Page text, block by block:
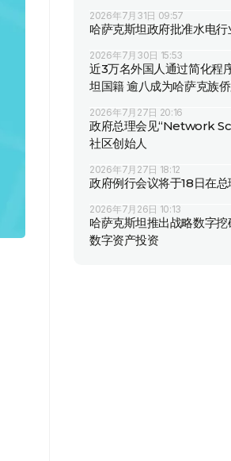
2026年7月31日 09:57
哈萨克斯坦政府批准水电
2026年7月30日 15:53
近3万名外国人通过简化程
坦国籍 逾八成为哈萨克族
2026年7月27日 20:16
政府总理会见“Network
社区创始人
2026年7月27日 18:12
政府例行会议将于18日在
2026年7月26日 10:13
哈萨克斯坦推出战略数字
数字资产投资